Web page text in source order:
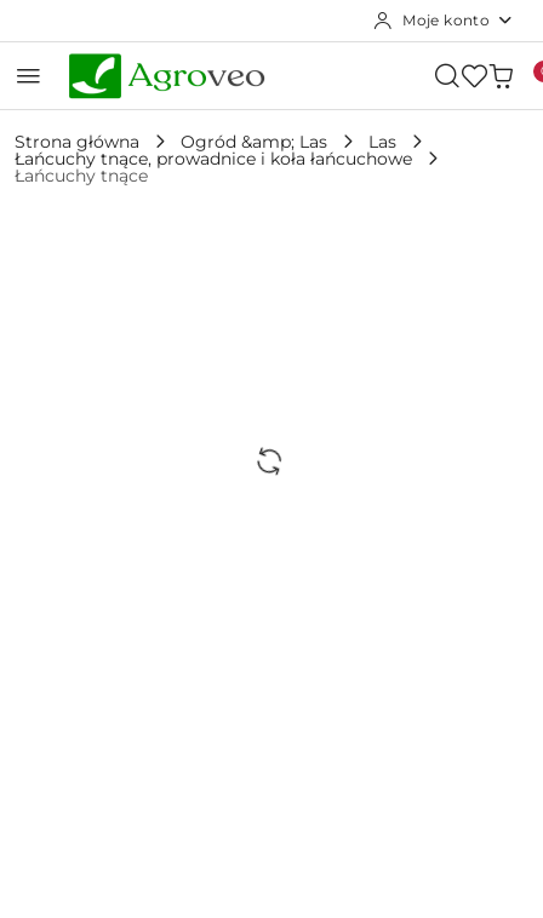
Moje konto
Strona główna Ogród &amp; Las Las
Łańcuchy tnące, prowadnice i koła łańcuchowe
Łańcuchy tnące